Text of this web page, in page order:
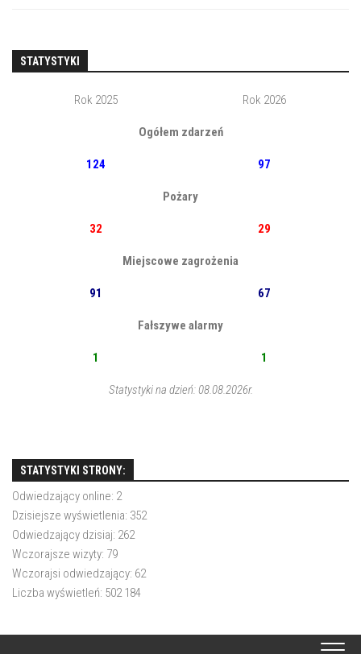
STATYSTYKI
Rok 2025 Rok 2026
Ogółem zdarzeń
124 97
Pożary
32 29
Miejscowe zagrożenia
91 67
Fałszywe alarmy
1 1
Statystyki na dzień: 08.08.2026r.
STATYSTYKI STRONY:
Odwiedzający online: 2
Dzisiejsze wyświetlenia: 352
Odwiedzający dzisiaj: 262
Wczorajsze wizyty: 79
Wczorajsi odwiedzający: 62
Liczba wyświetleń: 502 184